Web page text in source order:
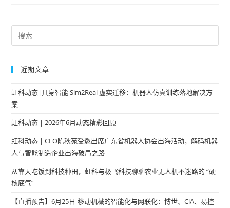
近期文章
虹科动态|具身智能 Sim2Real 虚实迁移：机器人仿真训练落地解决方
案
虹科动态 | 2026年6月动态精彩回顾
虹科动态 | CEO陈秋苑受邀出席广东省机器人协会出海活动，解码机器
人与智能制造企业出海破局之路
从靠天吃饭到科技种田，虹科与极飞科技聊聊农业无人机不迷路的 “硬
核底气”
【直播预告】6月25日-移动机械的智能化与网联化：博世、CiA、易控